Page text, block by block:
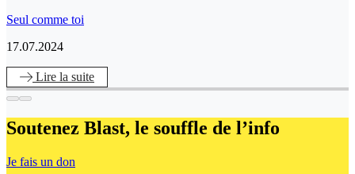
Seul comme toi
17.07.2024
Lire la suite
Soutenez Blast, le souffle de l’info
Je fais un don